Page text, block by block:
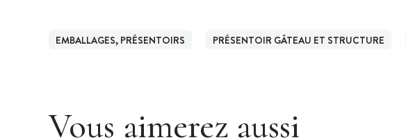
EMBALLAGES, PRÉSENTOIRS PRÉSENTOIR GÂTEAU ET STRUCTURE
Vous aimerez aussi